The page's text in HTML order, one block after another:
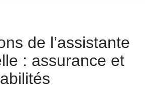
de l’assistante
: assurance et